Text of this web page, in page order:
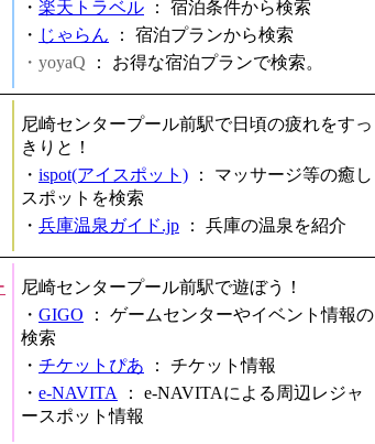
・ 楽天トラベル ： 宿泊条件から検索
・ じゃらん ： 宿泊プランから検索
・yoyaQ ： お得な宿泊プランで検索。
尼崎センタープール前駅で日頃の疲れをすっ
きりと！
・ ispot(アイスポット) ： マッサージ等の癒し
スポットを検索
・ 兵庫温泉ガイド.jp ： 兵庫の温泉を紹介
尼崎センタープール前駅で遊ぼう！
・ GIGO ： ゲームセンターやイベント情報の
検索
・ チケットぴあ ： チケット情報
・ e-NAVITA ： e-NAVITAによる周辺レジャ
ースポット情報